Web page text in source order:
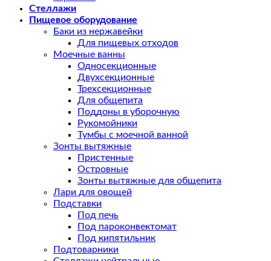
Стеллажи
Пищевое оборудование
Баки из нержавейки
Для пищевых отходов
Моечные ванны
Односекционные
Двухсекционные
Трехсекционные
Для общепита
Поддоны в уборочную
Рукомойники
Тумбы с моечной ванной
Зонты вытяжные
Пристенные
Островные
Зонты вытяжные для общепита
Лари для овощей
Подставки
Под печь
Под пароконвектомат
Под кипятильник
Подтоварники